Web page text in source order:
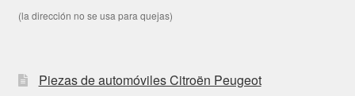
(la dirección no se usa para quejas)
Piezas de automóviles Citroën Peugeot